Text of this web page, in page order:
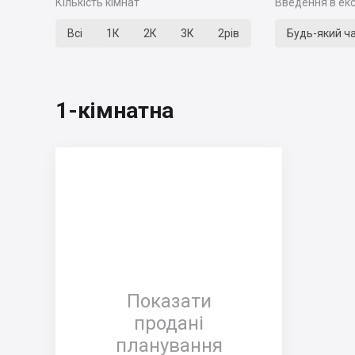
Всі 1К 2К 3К 2рів Будь-який
1-кімнатна
Показати
продані
планування